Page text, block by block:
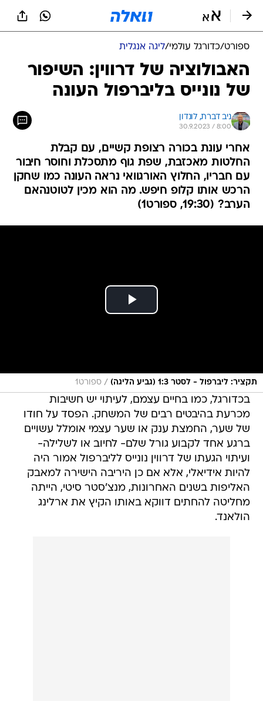
ספורט/כדורגל עולמי/ליגה אנגלית
האבולוציה של דרווין: השיפור
של נונייס בליברפול העונה
ניב דברת, לונדון
30.9.2023 / 8:00
אחרי עונת בכורה רצופת קשיים, עם קבלת
החלטות מאכזבת, שפת גוף מתסכלת וחוסר חיבור
עם חבריו, החלוץ האורגוואי נראה העונה כמו שחקן
הרכש אותו קלופ חיפש. מה הוא מכין לטוטנהאם
הערב? (19:30, ספורט1)
תקציר: ליברפול - לסטר 1:3 (גביע הליגה) / ספורט1
בכדורגל, כמו בחיים עצמם, לעיתוי יש חשיבות
מכרעת בהיבטים רבים של המשחק. הפסד על חודו
של שער, החמצת ענק או שער עצמי אומלל עשויים
ברגע אחד לקבוע גורל שלם- לחיוב או לשלילה-
ועיתוי הגעתו של דרווין נונייס לליברפול אמור היה
להיות אידיאלי, אלא אם כן היריבה הישירה למאבק
האליפות בשנים האחרונות, מנצ'סטר סיטי, הייתה
מחליטה להחתים דווקא באותו הקיץ את ארלינג
הולאנד.